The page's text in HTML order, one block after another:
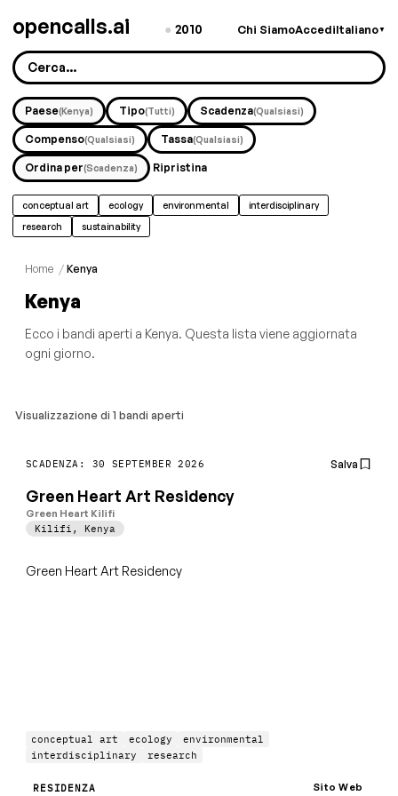
opencalls.ai ● 2010 Chi SiamoAccediItaliano▼
Paese(Kenya) Tipo(Tutti) Scadenza(Qualsiasi)
Compenso(Qualsiasi) Tassa(Qualsiasi)
Ordina per(Scadenza) Ripristina
conceptual art ecology environmental
interdisciplinary
research
sustainability
Home / Kenya
Kenya
Ecco i bandi aperti a Kenya. Questa lista viene aggiornata
ogni giorno.
Visualizzazione di 1 bandi aperti
SCADENZA: 30 SEPTEMBER 2026 Salva
Green Heart Art Residency
Green Heart Kilifi
Kilifi , Kenya
Green Heart Art Residency
conceptual art ecology
environmental
interdisciplinary
research
RESIDENZA Sito Web